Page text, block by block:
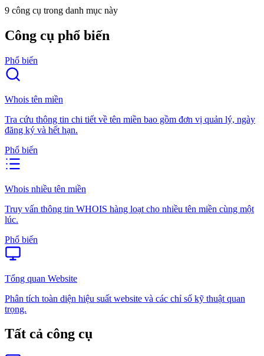
9 công cụ trong danh mục này
Công cụ phổ biến
Phổ biến
Whois tên miền
Tra cứu thông tin chi tiết về tên miền bao gồm đơn vị quản lý, ngày
đăng ký và hết hạn.
Phổ biến
Whois nhiều tên miền
Truy vấn thông tin WHOIS hàng loạt cho nhiều tên miền cùng một
lúc.
Phổ biến
Tổng quan Website
Phân tích toàn diện hiệu suất website và các chỉ số kỹ thuật quan
trọng.
Tất cả công cụ